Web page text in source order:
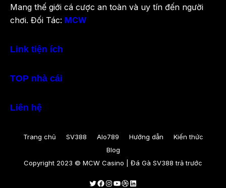
Mang thế giới cá cược an toàn và uy tín đến người
chơi. Đối Tác: MCW
Link tiện ích
TOP nhà cái
Liên hệ
Trang chủ SV388 Alo789 Hướng dẫn
Kiến thức
Blog
Copyright 2023 © MCW Casino | Đá Gà SV388 trả trước
Twitter
Facebook
Instagram
Youtube
Dribbble
LinkedIn